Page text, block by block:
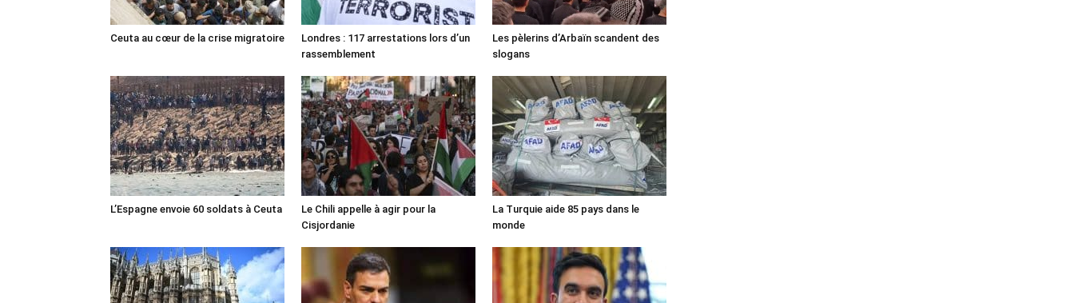
Ceuta au cœur de la crise migratoire
Londres : 117 arrestations lors d’un
rassemblement
Les pèlerins d’Arbaïn scandent des
slogans
L’Espagne envoie 60 soldats à Ceuta
Le Chili appelle à agir pour la
Cisjordanie
La Turquie aide 85 pays dans le
monde